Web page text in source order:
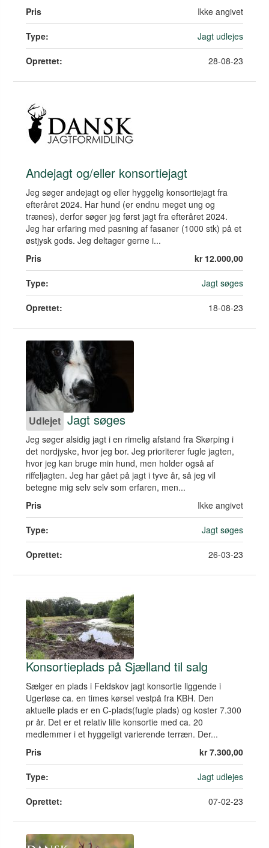
Pris
Ikke angivet
Type: Jagt udlejes
Oprettet: 28-08-23
Andejagt og/eller konsortiejagt
Jeg søger andejagt og eller hyggelig konsortiejagt fra
efteråret 2024. Har hund (er endnu meget ung og
trænes), derfor søger jeg først jagt fra efteråret 2024.
Jeg har erfaring med pasning af fasaner (1000 stk) på et
østjysk gods. Jeg deltager gerne i...
Pris
kr 12.000,00
Type: Jagt søges
Oprettet: 18-08-23
Udlejet Jagt søges
Jeg søger alsidig jagt i en rimelig afstand fra Skørping i
det nordjyske, hvor jeg bor. Jeg prioriterer fugle jagten,
hvor jeg kan bruge min hund, men holder også af
riffeljagten. Jeg har gået på jagt i tyve år, så jeg vil
betegne mig selv selv som erfaren, men...
Pris
Ikke angivet
Type: Jagt søges
Oprettet: 26-03-23
Konsortieplads på Sjælland til salg
Sælger en plads i Feldskov jagt konsortie liggende i
Ugerløse ca. en times kørsel vestpå fra KBH. Den
aktuelle plads er en C-plads(fugle plads) og koster 7.300
pr år. Det er et relativ lille konsortie med ca. 20
medlemmer i et hyggeligt varierende terræn. Der...
Pris
kr 7.300,00
Type: Jagt udlejes
Oprettet: 07-02-23